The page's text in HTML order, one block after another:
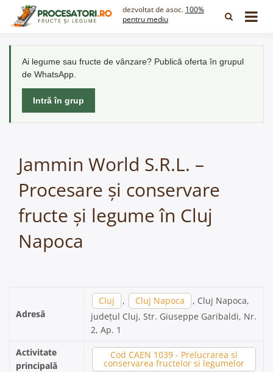
dezvoltat de asoc. 100%
pentru mediu
Ai legume sau fructe de vânzare? Publică oferta în grupul
de WhatsApp.
Intră în grup
Jammin World S.R.L. –
Procesare și conservare
fructe și legume în Cluj
Napoca
Adresă
Cluj , Cluj Napoca
, Cluj Napoca,
județul Cluj, Str. Giuseppe Garibaldi, Nr.
2, Ap. 1
Activitate
principală
Cod CAEN 1039 - Prelucrarea si
conservarea fructelor si legumelor